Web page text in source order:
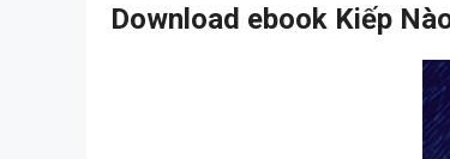
Download ebook Kiếp